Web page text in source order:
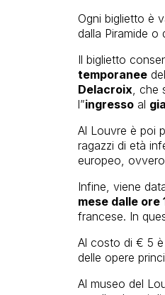
Ogni biglietto è
dalla Piramide o
Il biglietto
temporaneedel
Delacroix ,
l”ingressoal
Al Louvre è poi
ragazzi di età
europeo,
Infine, viene
mese dalle ore
francese. In
Al costo di € 5 è
delle opere
Al museo del